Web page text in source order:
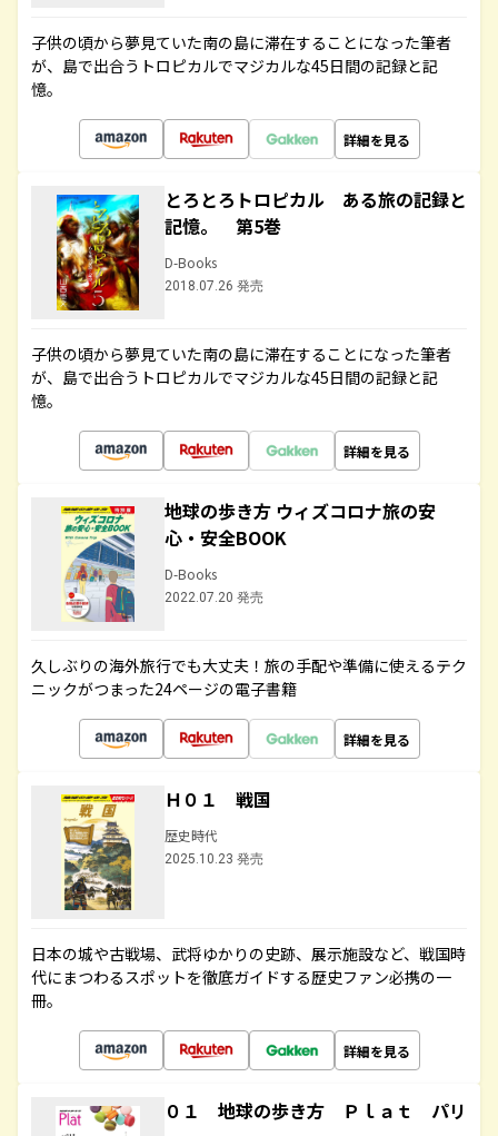
子供の頃から夢見ていた南の島に滞在することになった筆者
が、島で出合うトロピカルでマジカルな45日間の記録と記
憶。
詳細を見る
とろとろトロピカル ある旅の記録と
記憶。 第5巻
D-Books
2018.07.26 発売
子供の頃から夢見ていた南の島に滞在することになった筆者
が、島で出合うトロピカルでマジカルな45日間の記録と記
憶。
詳細を見る
地球の歩き方 ウィズコロナ旅の安
心・安全BOOK
D-Books
2022.07.20 発売
久しぶりの海外旅行でも大丈夫！旅の手配や準備に使えるテク
ニックがつまった24ページの電子書籍
詳細を見る
Ｈ０１ 戦国
歴史時代
2025.10.23 発売
日本の城や古戦場、武将ゆかりの史跡、展示施設など、戦国時
代にまつわるスポットを徹底ガイドする歴史ファン必携の一
冊。
詳細を見る
０１ 地球の歩き方 Ｐｌａｔ パリ